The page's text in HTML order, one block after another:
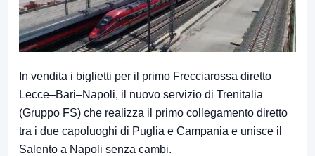
In vendita i biglietti per il primo Frecciarossa diretto
Lecce–Bari–Napoli, il nuovo servizio di Trenitalia
(Gruppo FS) che realizza il primo collegamento diretto
tra i due capoluoghi di Puglia e Campania e unisce il
Salento a Napoli senza cambi.